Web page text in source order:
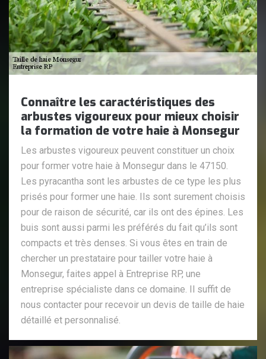
Connaître les caractéristiques des
arbustes vigoureux pour mieux choisir
la formation de votre haie à Monsegur
Les arbustes vigoureux peuvent constituer un choix
pour former votre haie à Monsegur dans le 47150.
Les pyracantha sont les arbustes de ce type les plus
prisés pour former une haie. Ils sont surement choisis
pour de raison de sécurité, car ils ont des épines. Les
buis sont aussi parmi les préférés du fait qu’ils sont
compacts et très denses. Si vous êtes en train de
chercher un prestataire pour tailler votre haie à
Monsegur, faites appel à Entreprise RP, une
entreprise spécialiste dans ce domaine. Il suffit de
nous contacter pour recevoir un devis de taille de haie
détaillé et personnalisé.